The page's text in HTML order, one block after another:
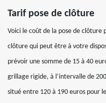
Tarif pose de clôture
Voici le coût de la pose de
clôture qui peut être à votre
prévoir une somme de 15 à 40
grillage rigide, à l’intervalle de
situé entre 120 à 190 euros pour